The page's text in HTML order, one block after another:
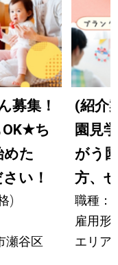
募集！
★ち
た
い！
)
瀬谷区
(紹介
園見
がう
方、
職種：
雇用形
エリア